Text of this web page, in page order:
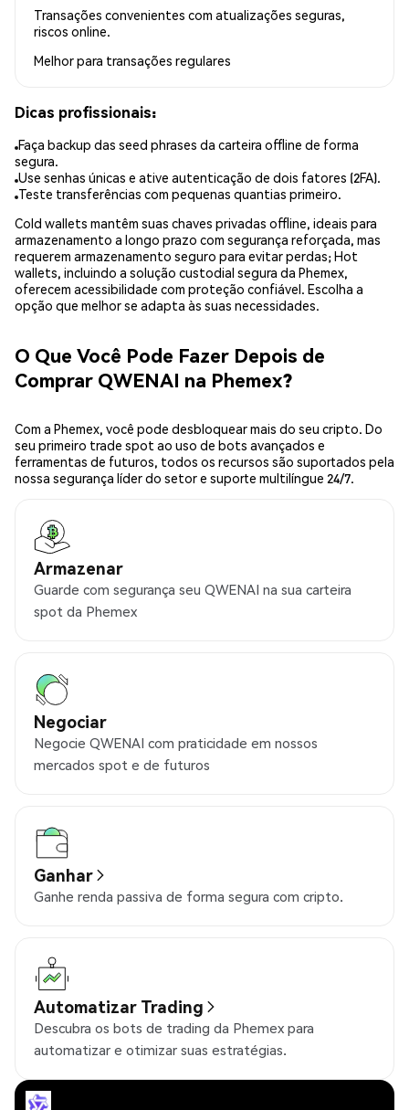
Transações convenientes com atualizações seguras,
riscos online.
Melhor para transações regulares
Dicas profissionais:
Faça backup das seed phrases da carteira offline de forma
segura.
Use senhas únicas e ative autenticação de dois fatores (2FA).
Teste transferências com pequenas quantias primeiro.
Cold wallets mantêm suas chaves privadas offline, ideais para
armazenamento a longo prazo com segurança reforçada, mas
requerem armazenamento seguro para evitar perdas; Hot
wallets, incluindo a solução custodial segura da Phemex,
oferecem acessibilidade com proteção confiável. Escolha a
opção que melhor se adapta às suas necessidades.
O Que Você Pode Fazer Depois de
Comprar QWENAI na Phemex?
Com a Phemex, você pode desbloquear mais do seu cripto. Do
seu primeiro trade spot ao uso de bots avançados e
ferramentas de futuros, todos os recursos são suportados pela
nossa segurança líder do setor e suporte multilíngue 24/7.
Armazenar
Guarde com segurança seu QWENAI na sua carteira
spot da Phemex
Negociar
Negocie QWENAI com praticidade em nossos
mercados spot e de futuros
Ganhar
Ganhe renda passiva de forma segura com cripto.
Automatizar Trading
Descubra os bots de trading da Phemex para
automatizar e otimizar suas estratégias.